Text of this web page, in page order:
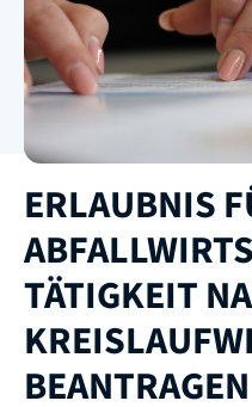
ERLAUBNIS
TÄTIGKEIT
BEANTRAGEN